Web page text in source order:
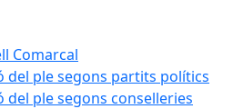
Comarcal
del ple segons partits polítics
del ple segons conselleries